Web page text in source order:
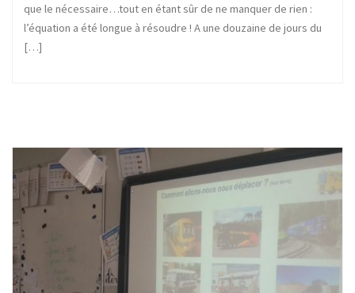
que le nécessaire…tout en étant sûr de ne manquer de rien :
l’équation a été longue à résoudre ! A une douzaine de jours du
[…]